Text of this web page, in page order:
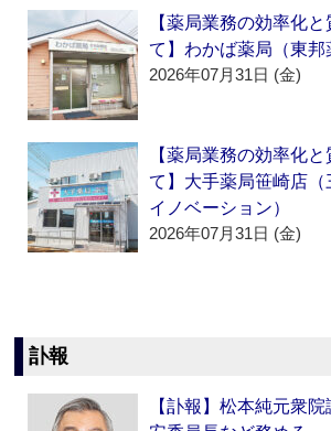
【薬局業務の効率化
て】わかば薬局（東邦
2026年07月31日 (金)
【薬局業務の効率化
て】大手薬局笹崎店
イノベーション）
2026年07月31日 (金)
訃報
【訃報】松本純元衆